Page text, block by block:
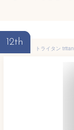
12th